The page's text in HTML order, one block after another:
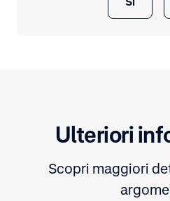
Ulteriori
Scopri maggiori